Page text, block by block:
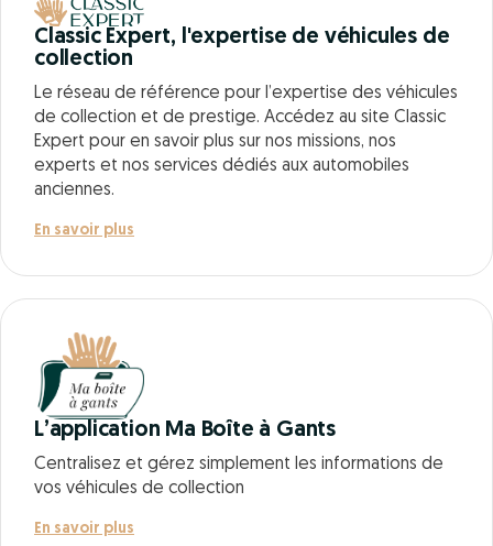
Classic Expert, l'expertise de véhicules de
collection
Le réseau de référence pour l’expertise des véhicules
de collection et de prestige. Accédez au site Classic
Expert pour en savoir plus sur nos missions, nos
experts et nos services dédiés aux automobiles
anciennes.
En savoir plus
L’application Ma Boîte à Gants
Centralisez et gérez simplement les informations de
vos véhicules de collection
En savoir plus